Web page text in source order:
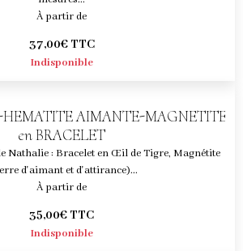
À partir de
37,00€ TTC
Indisponible
AIMANTE-MAGNETITE
en BRACELET
Nathalie : Bracelet en Œil de Tigre, Magnétite
d'aimant et d'attirance)...
À partir de
35,00€ TTC
Indisponible